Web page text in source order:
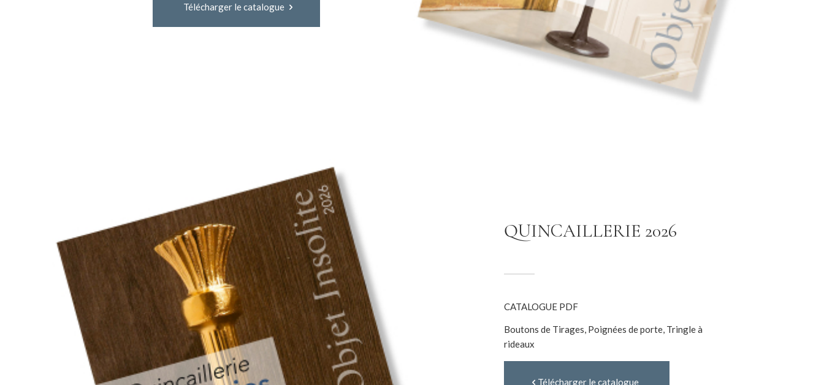
Télécharger le catalogue
QUINCAILLERIE 2026
CATALOGUE PDF
Boutons de Tirages, Poignées de porte, Tringle à
rideaux
Télécharger le catalogue